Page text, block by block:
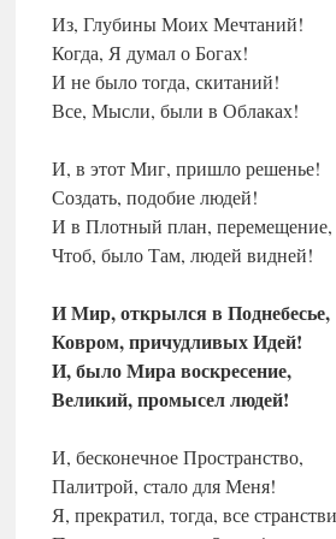
Из, Глубины Моих Мечтаний!
Когда, Я думал о Богах!
И не было тогда, скитаний!
Все, Мысли, были в Облаках!
И, в этот Миг, пришло решенье!
Создать, подобие людей!
И в Плотный план, перемещение,
Чтоб, было Там, людей видней!
И Мир, открылся в Поднебесье,
Ковром, причудливых Идей!
И, было Мира воскресение,
Великий, промысел людей!
И, бесконечное Пространство,
Палитрой, стало для Меня!
Я, прекратил, тогда, все